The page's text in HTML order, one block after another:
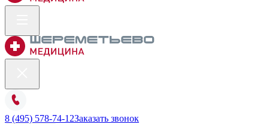
8 (495) 578-74-12Заказать звонок